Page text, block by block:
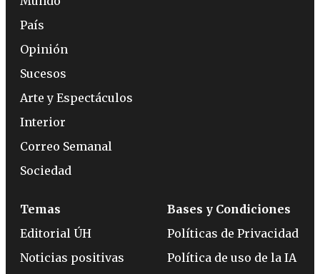
País
Opinión
Sucesos
Arte y Espectáculos
Interior
Correo Semanal
Sociedad
Temas
Editorial ÚH
Noticias positivas
Bases y Condiciones
Políticas de Privacidad
Política de uso de la IA